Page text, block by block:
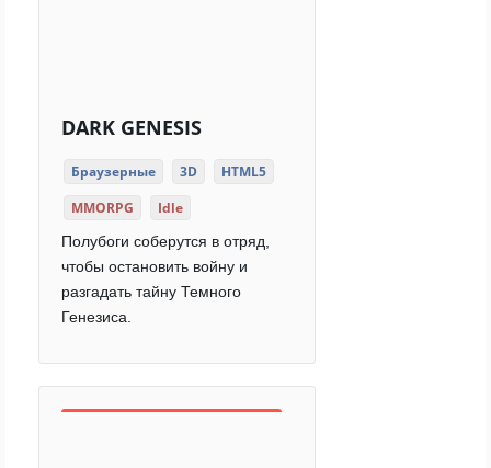
DARK GENESIS
Браузерные 3D
HTML5
MMORPG
Idle
Полубоги соберутся в отряд,
чтобы остановить войну и
разгадать тайну Темного
Генезиса.